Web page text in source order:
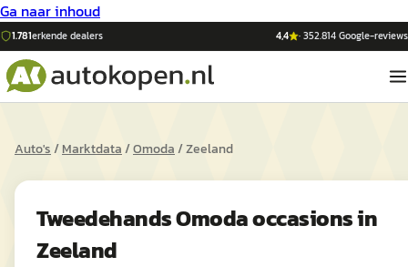
Ga naar inhoud
1.781erkende dealers 4,4 ·352.814Google-reviews
Auto's/Marktdata/Omoda/Zeeland
TweedehandsOmodaoccasions in
Zeeland